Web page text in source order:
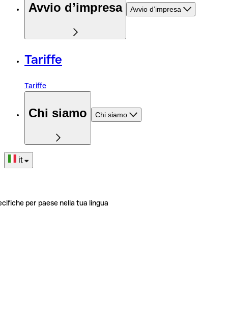
Avvio d’impresa Avvio d’impresa
Tariffe
Tariffe
Chi siamo Chi siamo
it
per paese nella tua lingua